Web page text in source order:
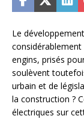
Le
engins, prisés
soulèvent
urbain et de
la construction ?
électriques sur